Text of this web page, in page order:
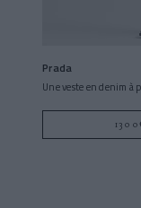
Prada
Une veste en denim à